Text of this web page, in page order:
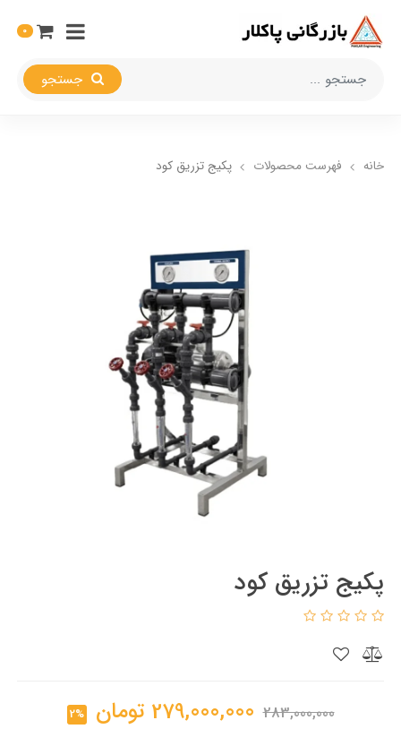
0
خانه فهرست محصولات پکیج تزریق کود
پکیج تزریق کود
283,000,000
279,000,000 تومان 2%